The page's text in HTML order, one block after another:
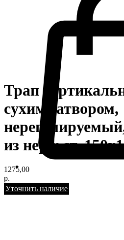
Трап
сухим затвором,
из нерж ст.
1275,00
р.
Уточнить наличие